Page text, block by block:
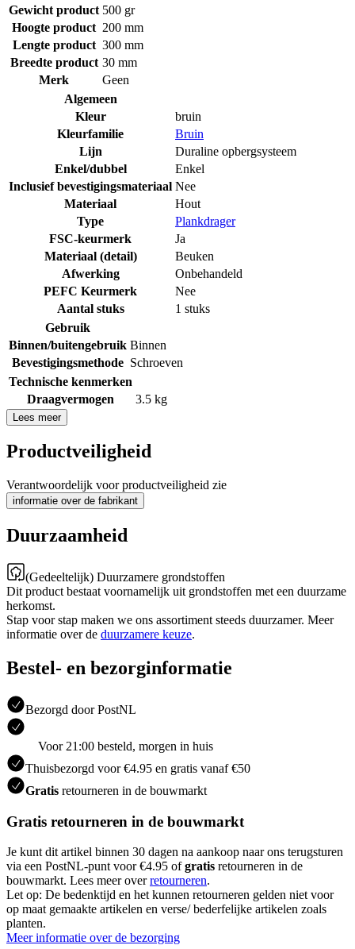
Gewicht product 500 gr
Hoogte product 200 mm
Lengte product 300 mm
Breedte product 30 mm
Merk
Geen
Algemeen
Kleur
bruin
Kleurfamilie
Bruin
Lijn
Duraline opbergsysteem
Enkel/dubbel
Enkel
Inclusief bevestigingsmateriaal Nee
Materiaal
Hout
Type
Plankdrager
FSC-keurmerk
Ja
Materiaal (detail)
Beuken
Afwerking
Onbehandeld
PEFC Keurmerk
Nee
Aantal stuks
1 stuks
Gebruik
Binnen/buitengebruik Binnen
Bevestigingsmethode Schroeven
Technische kenmerken
Draagvermogen
3.5 kg
Lees meer
Productveiligheid
Verantwoordelijk voor productveiligheid zie
informatie over de fabrikant
Duurzaamheid
(Gedeeltelijk) Duurzamere grondstoffen
Dit product bestaat voornamelijk uit grondstoffen met een duurzame
herkomst.
Stap voor stap maken we ons assortiment steeds duurzamer. Meer
informatie over de duurzamere keuze.
Bestel- en bezorginformatie
Bezorgd door PostNL
Voor 21:00 besteld, morgen in huis
Thuisbezorgd voor €4.95 en gratis vanaf €50
Gratis retourneren in de bouwmarkt
Gratis retourneren in de bouwmarkt
Je kunt dit artikel binnen 30 dagen na aankoop naar ons terugsturen
via een PostNL-punt voor €4.95 ofgratis retourneren in de
bouwmarkt. Lees meer overretourneren.
Let op: De bedenktijd en het kunnen retourneren gelden niet voor
op maat gemaakte artikelen en verse/ bederfelijke artikelen zoals
planten.
Meer informatie over de bezorging